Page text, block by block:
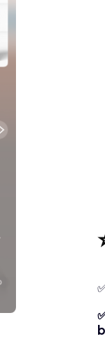
stronę.